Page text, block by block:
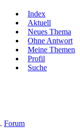
Index
Aktuell
Neues Thema
Ohne Antwort
Meine Themen
Profil
Suche
Forum